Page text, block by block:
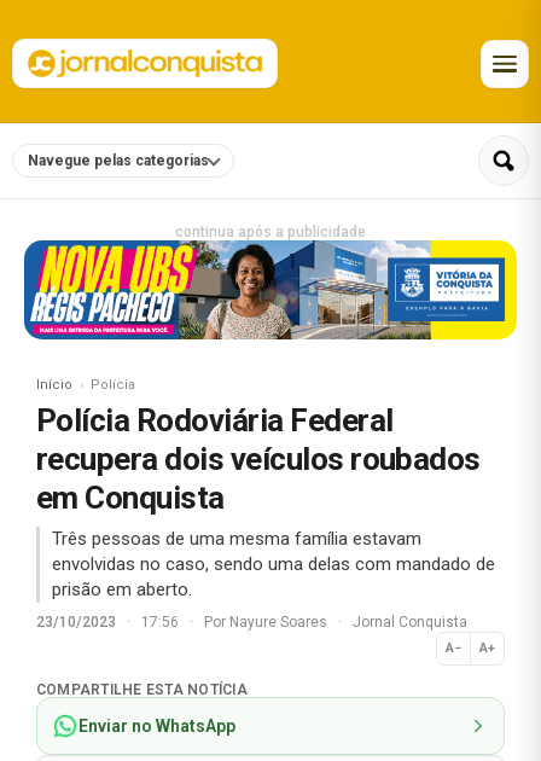
Navegue pelas categorias
continua após a publicidade
Início Polícia
Polícia Rodoviária Federal
recupera dois veículos roubados
em Conquista
Três pessoas de uma mesma família estavam
envolvidas no caso, sendo uma delas com mandado de
prisão em aberto.
23/10/2023 · 17:56 · Por Nayure Soares · Jornal Conquista
A− A+
Normal
COMPARTILHE ESTA NOTÍCIA
Enviar no WhatsApp